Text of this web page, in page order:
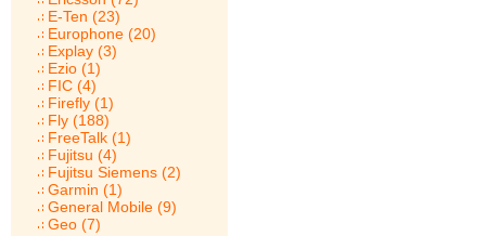
E-Ten (23)
Europhone (20)
Explay (3)
Ezio (1)
FIC (4)
Firefly (1)
Fly (188)
FreeTalk (1)
Fujitsu (4)
Fujitsu Siemens (2)
Garmin (1)
General Mobile (9)
Geo (7)